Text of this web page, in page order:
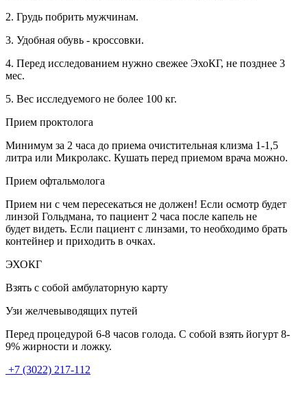
2. Грудь побрить мужчинам.
3. Удобная обувь - кроссовки.
4. Перед исследованием нужно свежее ЭхоКГ, не позднее 3
мес.
5. Вес исследуемого не более 100 кг.
Прием проктолога
Минимум за 2 часа до приема очистительная клизма 1-1,5
литра или Микролакс. Кушать перед приемом врача можно.
Прием офтальмолога
Прием ни с чем пересекаться не должен! Если осмотр будет
линзой Гольдмана, то пациент 2 часа после капель не
будет видеть. Если пациент с линзами, то необходимо брать
контейнер и приходить в очках.
ЭХОКГ
Взять с собой амбулаторную карту
Узи желчевыводящих путей
Перед процедурой 6-8 часов голода. С собой взять йогурт 8-
9% жирности и ложку.
+7 (3022) 217-112